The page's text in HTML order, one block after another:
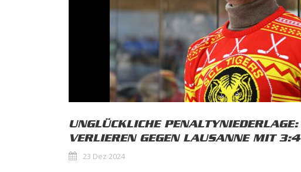
UNGLÜCKLICHE
VERLIEREN GEGEN LAUSANNE MIT 3:4
23 Dez 2024